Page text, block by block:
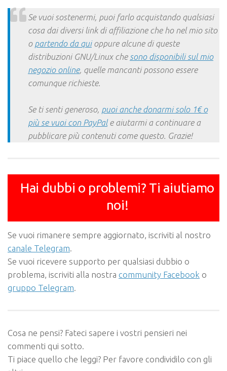
Se vuoi sostenermi, puoi farlo acquistando qualsiasi
cosa dai diversi link di affiliazione che ho nel mio sito
o partendo da quioppure alcune di queste
distribuzioni GNU/Linux che sono disponibili sul mio
negozio online, quelle mancanti possono essere
comunque richieste.
Se ti senti generoso, puoi anche donarmi solo 1€ o
più se vuoi con PayPale aiutarmi a continuare a
pubblicare più contenuti come questo. Grazie!
Hai dubbi o problemi? Ti aiutiamo
noi!
Se vuoi rimanere sempre aggiornato, iscriviti al nostro
canale Telegram.
Se vuoi ricevere supporto per qualsiasi dubbio o
problema, iscriviti alla nostra community Facebook o
gruppo Telegram.
Cosa ne pensi? Fateci sapere i vostri pensieri nei
commenti qui sotto.
Ti piace quello che leggi? Per favore condividilo con gli